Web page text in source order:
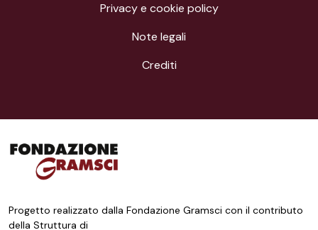
Privacy e cookie policy
Note legali
Crediti
Progetto realizzato dalla Fondazione Gramsci con il contributo
della Struttura di